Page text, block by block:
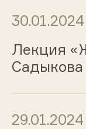
30.01.2024
Лекция
29.01.2024